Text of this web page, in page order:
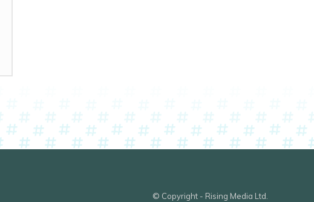
© Copyright - Rising Media Ltd.